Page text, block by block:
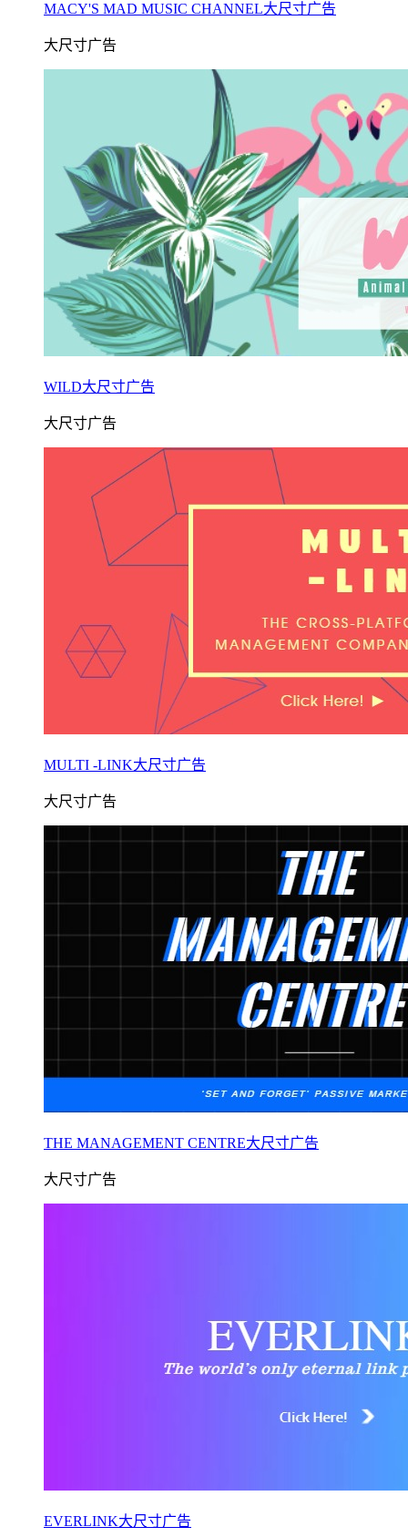
MACY'S MAD MUSIC CHANNEL大尺寸广告
大尺寸广告
WILD大尺寸广告
大尺寸广告
MULTI -LINK大尺寸广告
大尺寸广告
THE MANAGEMENT CENTRE大尺寸广告
大尺寸广告
EVERLINK大尺寸广告